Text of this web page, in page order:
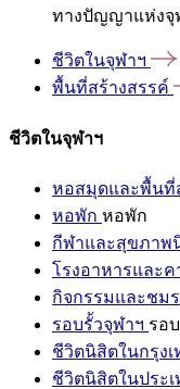
ทางปัญญาแห่งจุ
ชีวิตในจุฬาฯ
พื้นที่สร้างสรรค์
ชีวิตในจุฬาฯ
หอสมุดและพื้นที่
หอพัก หอพัก
กีฬาและสุขภาพ
โรงอาหารและค
กิจกรรมและชม
รอบรั้วจุฬาฯ รอ
ชีวิตนิสิตในกรุงเ
ชีวิตนิสิตในประเ